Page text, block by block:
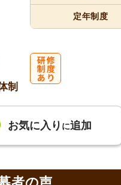
定年制度
制
お気に入り に追加